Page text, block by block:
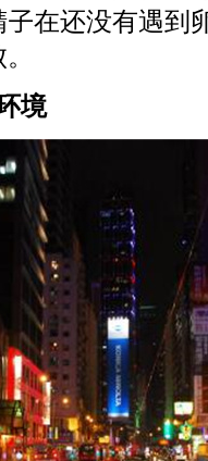
在还没有遇到
境